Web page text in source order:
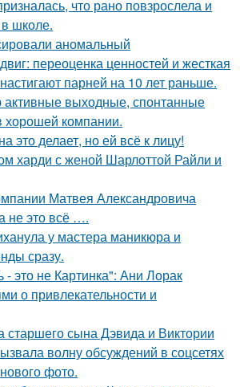
что рано повзрослела и
школе.
аномальный
переоценка ценностей и жесткая
парней на 10 лет раньше.
выходные, спонтанные
хорошей компании.
это делает, но ей всё к лицу!
харди с женой Шарлоттой Райли и
Матвея Александровича
не это всё ….
у мастера маникюра и
сразу.
- это не Картинка": Ани Лорак
о привлекательности и
старшего сына Дэвида и Виктории
волну обсуждений в соцсетях
фото.